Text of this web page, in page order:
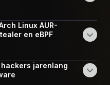
Linux AUR-
en eBPF
jarenlang